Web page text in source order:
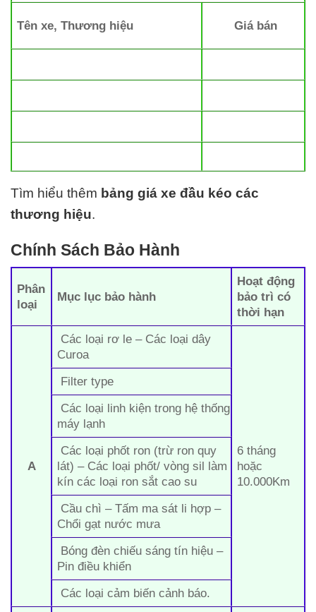
Tên xe, Thương hiệu Giá bán
Tìm hiểu thêm bảng giá xe đầu kéo các
thương hiệu.
Chính Sách Bảo Hành
Phân
loại
Mục lục bảo hành
Hoạt động
bảo trì có
thời hạn
A
Các loại rơ le – Các loại dây
Curoa
6 tháng
hoặc
10.000Km
Filter type
Các loại linh kiện trong hệ thống
máy lạnh
Các loại phốt ron (trừ ron quy
lát) – Các loại phốt/ vòng sil làm
kín các loại ron sắt cao su
Cầu chì – Tấm ma sát li hợp –
Chổi gạt nước mưa
Bóng đèn chiếu sáng tín hiệu –
Pin điều khiển
Các loại cảm biến cảnh báo.